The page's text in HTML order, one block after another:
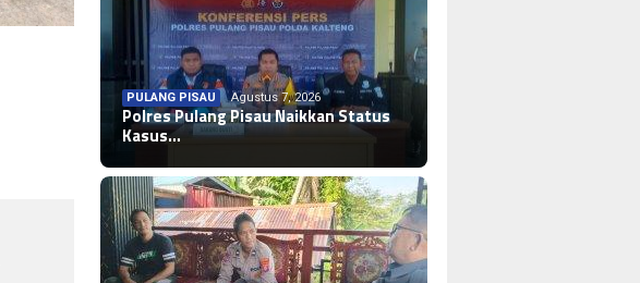
PULANG PISAU Agustus 7, 2026
Polres Pulang Pisau Naikkan Status
Kasus…